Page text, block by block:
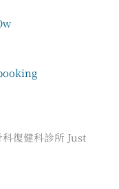
復健科診所 Just